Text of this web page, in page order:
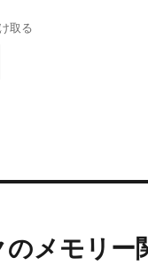
取る
のメモリー